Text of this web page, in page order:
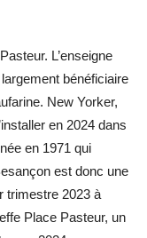
L’enseigne
bénéficiaire
New Yorker,
en 2024 dans
en 1971 qui
est donc une
trimestre 2023 à
Place Pasteur, un